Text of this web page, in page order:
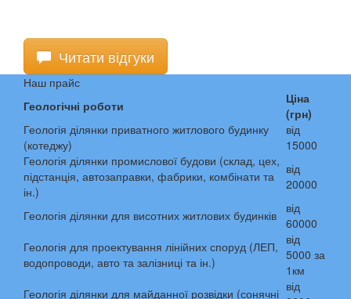
Читати відгуки
Наш прайс
Геологічні роботи
Ціна
(грн)
Геологія ділянки приватного житлового будинку
(котеджу)
від
15000
Геологія ділянки промислової будови (склад, цех,
підстанція, автозаправки, фабрики, комбінати та
ін.)
від
20000
Геологія ділянки для висотних житлових будинків
від
60000
Геологія для проектування лінійних споруд (ЛЕП,
водопроводи, авто та залізниці та ін.)
від
5000 за
1км
Геологія ділянки для майданної розвідки (сонячні від